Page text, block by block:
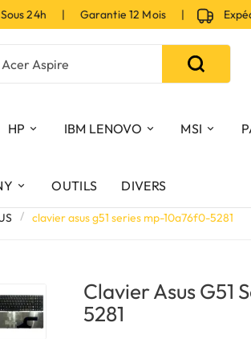
24h | Garantie 12 Mois |
HP IBM LENOVO MSI
OUTILS DIVERS
clavier asus g51 series mp-10a76f0-5281
Clavier Asus G51
5281